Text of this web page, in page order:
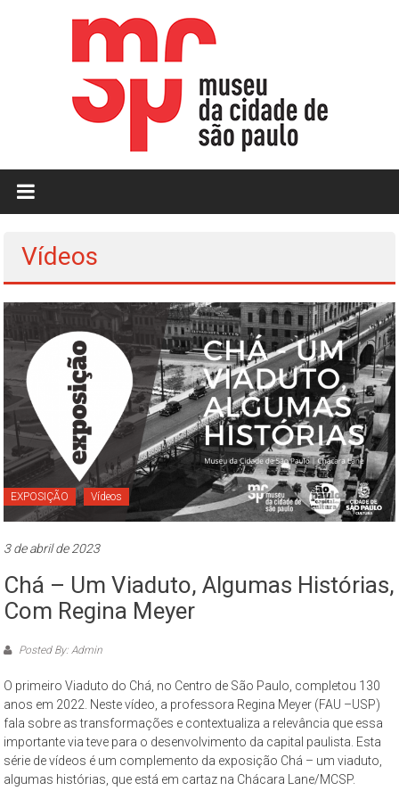
MCSP
Museu
da
Cidade
de
São
Paulo
Museu
da
Cidade
São
Paulo
–
complexo
museológico,
de
natureza
socioantropológica,
geográfica
e
histórica
Vídeos
EXPOSIÇÃO Vídeos
3 de abril de 2023
Chá – Um Viaduto, Algumas Histórias,
Com Regina Meyer
Posted By: Admin
O primeiro Viaduto do Chá, no Centro de São Paulo, completou 130
anos em 2022. Neste vídeo, a professora Regina Meyer (FAU –USP)
fala sobre as transformações e contextualiza a relevância que essa
importante via teve para o desenvolvimento da capital paulista. Esta
série de vídeos é um complemento da exposição Chá – um viaduto,
algumas histórias, que está em cartaz na Chácara Lane/MCSP.